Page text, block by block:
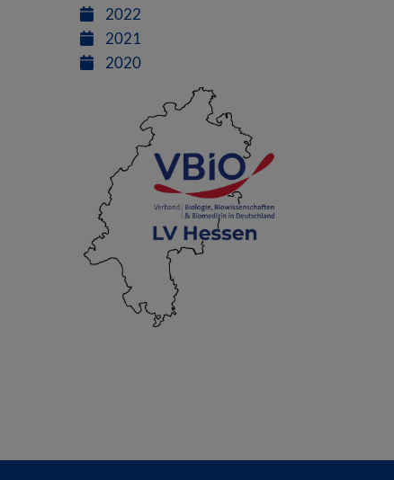
2022
2021
2020